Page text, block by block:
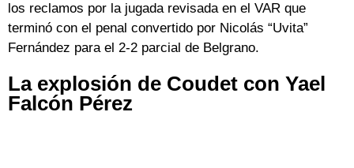
los reclamos por la jugada revisada en el VAR que
terminó con el penal convertido por Nicolás “Uvita”
Fernández para el 2-2 parcial de Belgrano.
La explosión de Coudet con Yael
Falcón Pérez